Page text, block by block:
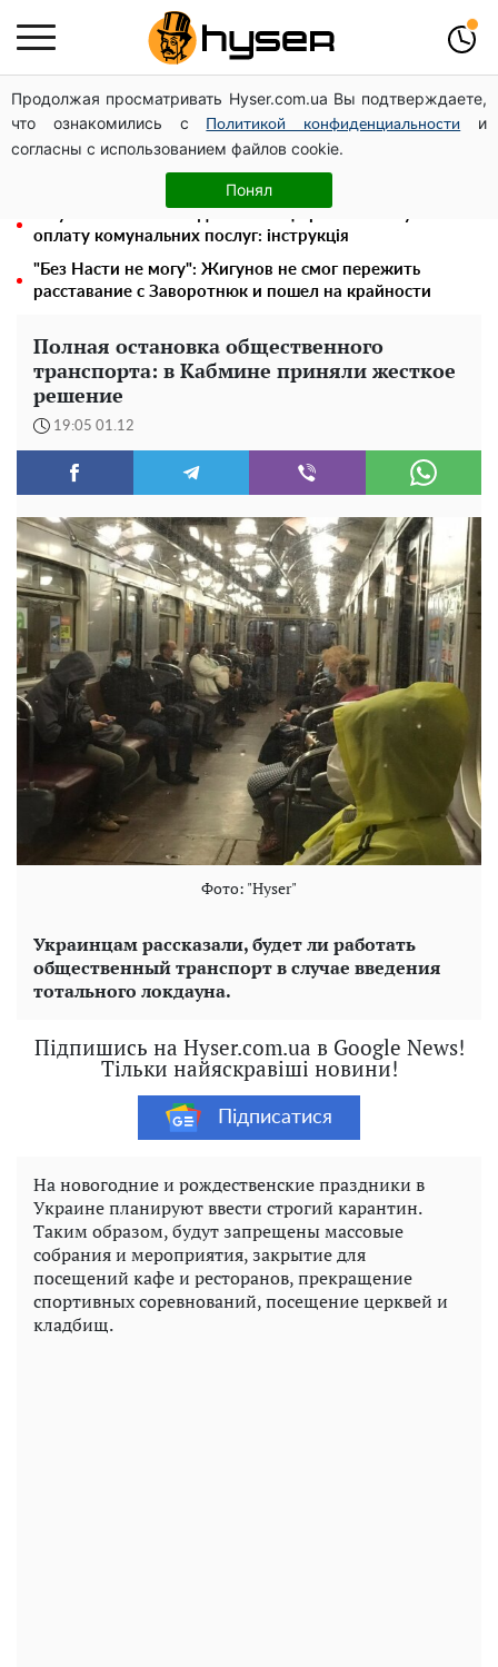
Продолжая просматривать Hyser.com.ua Вы подтверждаете,
что ознакомились с
Политикой конфиденциальности
и
согласны с использованием файлов cookie.
Понял
Новий притулок для осколків ОПЗЖ: як "Партія миру"
Новинського знову з'явилася в інформаційному полі
Українців почнуть позбавляти землі? У яких випадках
право власності скасують та не спитають
оплату комунальних послуг: інструкція
"Без Насти не могу": Жигунов не смог пережить
расставание с Заворотнюк и пошел на крайности
Полная остановка общественного
транспорта: в Кабмине приняли жесткое
решение
19:05 01.12
Фото: "Hyser"
Украинцам рассказали, будет ли работать
общественный транспорт в случае введения
тотального локдауна.
Підпишись на Hyser.com.ua в Google News!
Тільки найяскравіші новини!
Підписатися
На новогодние и рождественские праздники в
Украине планируют ввести строгий карантин.
Таким образом, будут запрещены массовые
собрания и мероприятия, закрытие для
посещений кафе и ресторанов, прекращение
спортивных соревнований, посещение церквей и
кладбищ.